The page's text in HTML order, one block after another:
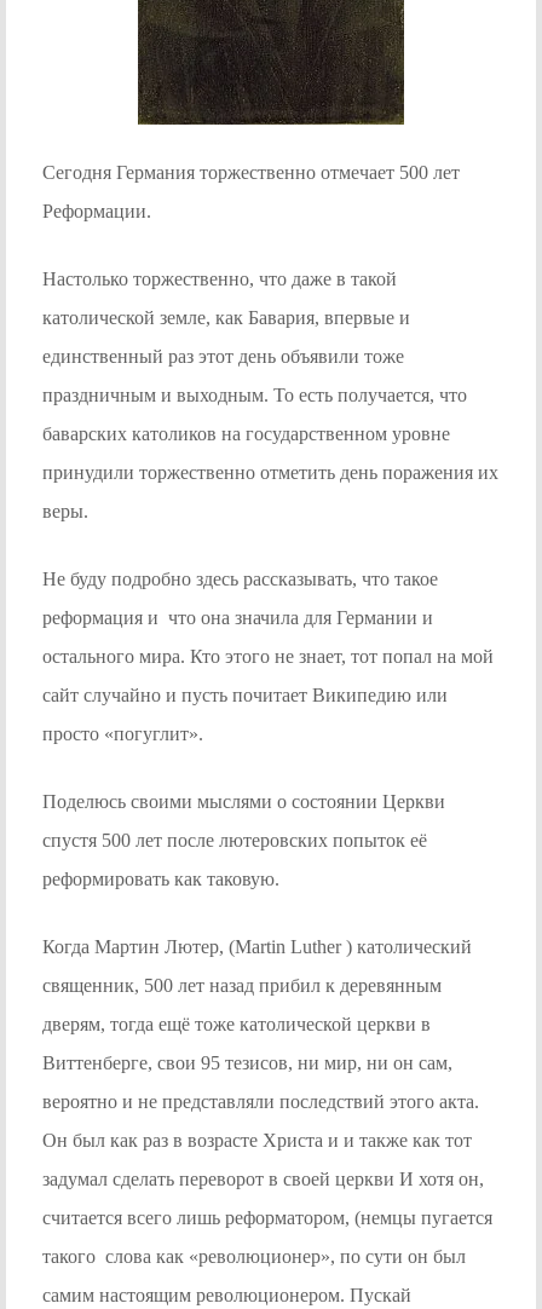
Сегодня Германия торжественно отмечает 500 лет
Реформации.
Настолько торжественно, что даже в такой
католической земле, как Бавария, впервые и
единственный раз этот день объявили тоже
праздничным и выходным. То есть получается, что
баварских католиков на государственном уровне
принудили торжественно отметить день поражения их
веры.
Не буду подробно здесь рассказывать, что такое
реформация и что она значила для Германии и
остального мира. Кто этого не знает, тот попал на мой
сайт случайно и пусть почитает Википедию или
просто «погуглит».
Поделюсь своими мыслями о состоянии Церкви
спустя 500 лет после лютеровских попыток её
реформировать как таковую.
Когда Мартин Лютер, (Martin Luther ) католический
священник, 500 лет назад прибил к деревянным
дверям, тогда ещё тоже католической церкви в
Виттенберге, свои 95 тезисов, ни мир, ни он сам,
вероятно и не представляли последствий этого акта.
Он был как раз в возрасте Христа и и также как тот
задумал сделать переворот в своей церкви И хотя он,
считается всего лишь реформатором, (немцы пугается
такого слова как «революционер», по сути он был
самим настоящим революционером. Пускай